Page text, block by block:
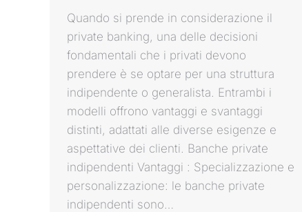
Quando si prende in considerazione il
private banking, una delle decisioni
fondamentali che i privati devono
prendere è se optare per una struttura
indipendente o generalista. Entrambi i
modelli offrono vantaggi e svantaggi
distinti, adattati alle diverse esigenze e
aspettative dei clienti. Banche private
indipendenti Vantaggi : Specializzazione e
personalizzazione: le banche private
indipendenti sono…